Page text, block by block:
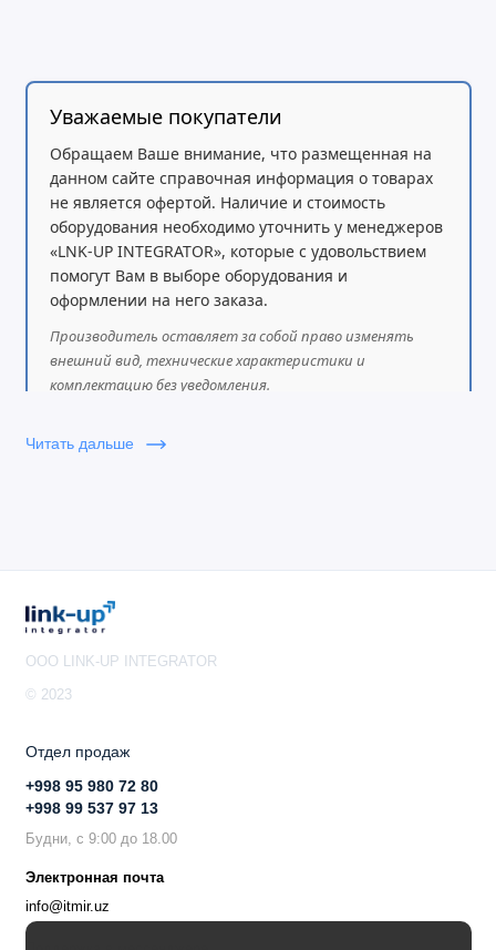
Вес гарнитуры (стереофонический вариант): 136
г | 4,8 унции
Гарантия: 2 года
Светодиодные характеристики и функции:
Подсветка рабочего места, индикация стыковки с
настольным компьютером, входящий вызов
Аудио с активным шумоподавлением (ANC):
Прослушивание: Да
Размер динамика: 28 мм
связи): 150 Гц - 6800 Гц
Тип микрофона: 2 аналоговых MEMS / 4
цифровых MEMS (стерео)
Диапазон частот микрофона: Аналоговый 20 Гц -
10000 Гц | цифровой 20 Гц - 10000 Гц
Средства защиты органов слуха пользователя:
PeakStop ™ , Jabra SafeTone ™ , EU Noise at
Work, G616
Сертификаты и соответствие требованиям:
Уважаемые покупатели
Обращаем Ваше внимание, что размещенная на
данном сайте справочная информация о товарах
не является офертой. Наличие и стоимость
оборудования необходимо уточнить у менеджеров
«LNK-UP INTEGRATOR», которые с удовольствием
помогут Вам в выборе оборудования и
оформлении на него заказа.
Производитель оставляет за собой право изменять
внешний вид, технические характеристики и
комплектацию без уведомления.
Читать дальше
OOO LINK-UP INTEGRATOR
© 2023
Отдел продаж
+998 95 980 72 80
+998 99 537 97 13
Будни, с 9:00 до 18.00
Электронная почта
info@itmir.uz